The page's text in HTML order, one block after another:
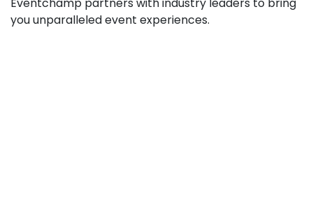
you unparalleled event experiences.